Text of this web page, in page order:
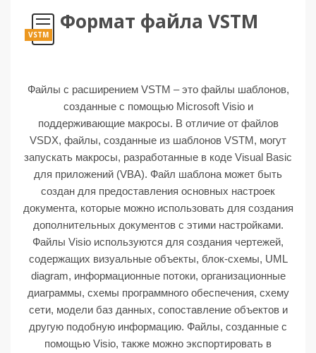
VSTM
Формат файла VSTM
Файлы с расширением VSTM – это файлы шаблонов,
созданные с помощью Microsoft Visio и
поддерживающие макросы. В отличие от файлов
VSDX, файлы, созданные из шаблонов VSTM, могут
запускать макросы, разработанные в коде Visual Basic
для приложений (VBA). Файл шаблона может быть
создан для предоставления основных настроек
документа, которые можно использовать для создания
дополнительных документов с этими настройками.
Файлы Visio используются для создания чертежей,
содержащих визуальные объекты, блок-схемы, UML
diagram, информационные потоки, организационные
диаграммы, схемы программного обеспечения, схему
сети, модели баз данных, сопоставление объектов и
другую подобную информацию. Файлы, созданные с
помощью Visio, также можно экспортировать в